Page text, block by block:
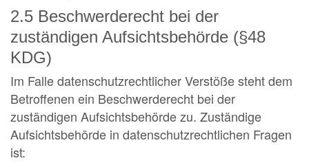
2.5 Beschwerderecht bei der
zuständigen Aufsichtsbehörde (§48
KDG)
Im Falle datenschutzrechtlicher Verstöße steht dem
Betroffenen ein Beschwerderecht bei der
zuständigen Aufsichtsbehörde zu. Zuständige
Aufsichtsbehörde in datenschutzrechtlichen Fragen
ist: